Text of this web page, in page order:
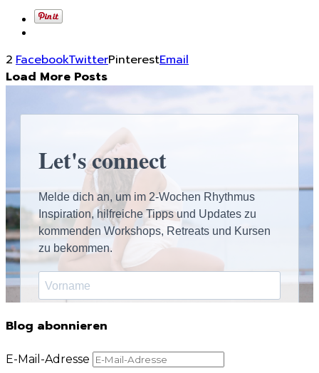
2 FacebookTwitterPinterestEmail
Load More Posts
Blog abonnieren
E-Mail-Adresse